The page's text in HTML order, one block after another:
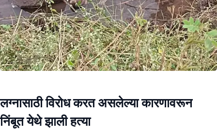
लग्नासाठी विरोध करत असलेल्या कारणावरून
निंबूत येथे झाली हत्या